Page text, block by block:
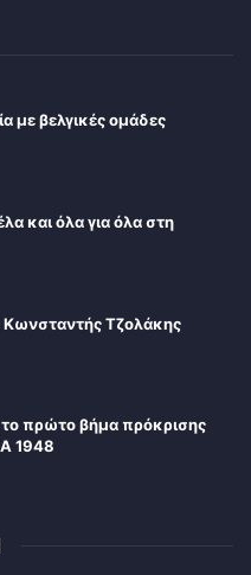
με βελγικές ομάδες
και όλα για όλα στη
Κωνσταντής Τζολάκης
το πρώτο βήμα πρόκρισης
1948